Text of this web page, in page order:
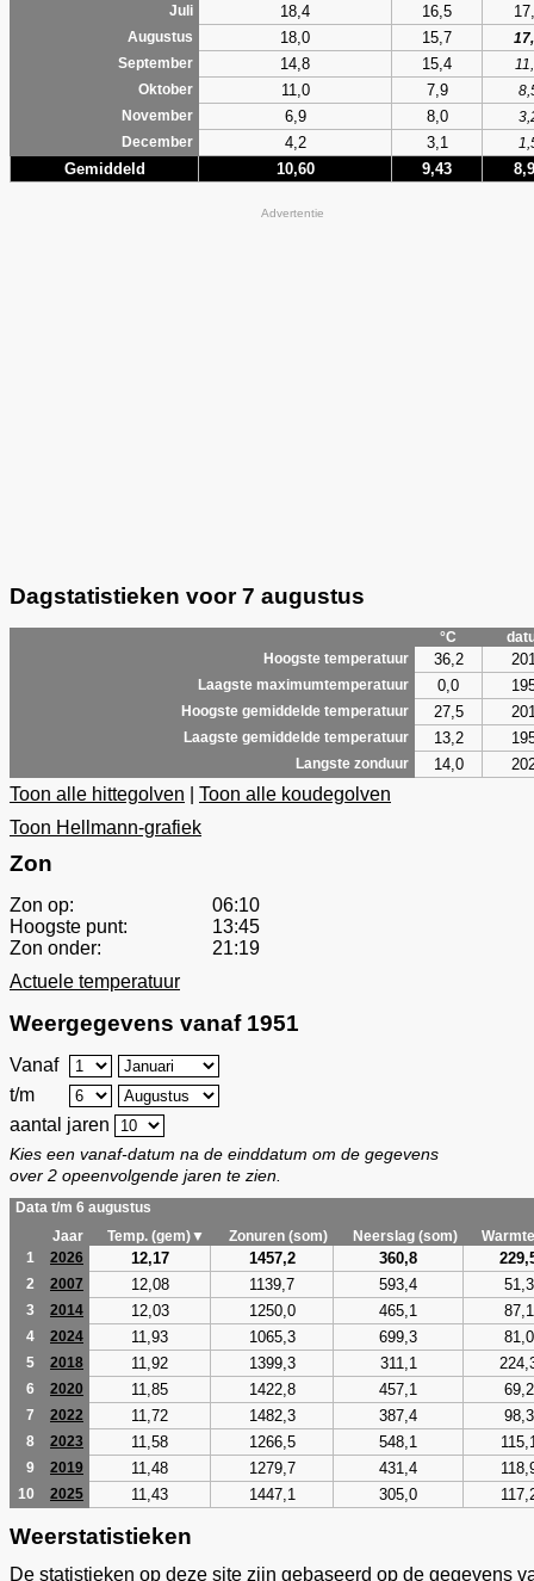
Juli 18,4 16,5
Augustus 18,0 15,7
September
14,8 15,4
Oktober
11,0 7,9
November
6,9 8,0
December
4,2 3,1
Gemiddeld 10,60 9,43
Advertentie
Dagstatistieken voor 7 augustus
°C
Hoogste temperatuur
36,2
Laagste maximumtemperatuur 0,0
Hoogste gemiddelde temperatuur 27,5
Laagste gemiddelde temperatuur 13,2
Langste zonduur 14,0
Toon alle hittegolven
Toon alle koudegolven
Toon Hellmann-grafiek
Zon
Zon op:
06:10
Hoogste punt:
13:45
Zon onder:
21:19
Actuele temperatuur
Weergegevens vanaf 1951
Vanaf
t/m
aantal jaren
Kies een vanaf-datum na de einddatum om de gegevens
over 2 opeenvolgende jaren te zien.
Data t/m 6 augustus
Jaar
Temp. (gem)▼ Zonuren (som) Neerslag (som)
1
2026 12,17 1457,2 360,8
2 2007 12,08 1139,7 593,4 51,3
3 2014 12,03 1250,0 465,1 87,1
4 2024 11,93 1065,3 699,3 81,0
5 2018 11,92 1399,3 311,1
6 2020 11,85 1422,8 457,1 69,2
7 2022 11,72 1482,3 387,4 98,3
8 2023 11,58 1266,5 548,1
9 2019 11,48 1279,7 431,4
10 2025 11,43 1447,1 305,0
Weerstatistieken
De statistieken op deze site zijn gebaseerd op de gegevens